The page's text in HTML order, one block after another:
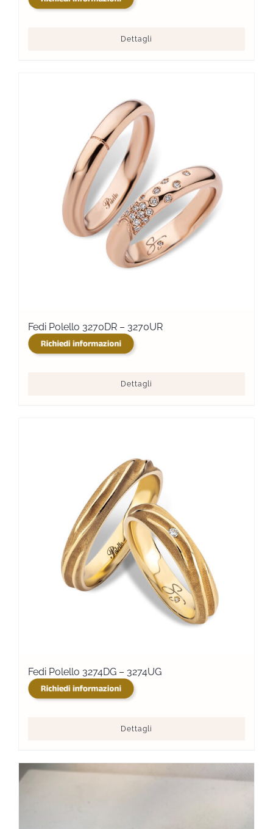
Dettagli
Fedi Polello 3270DR – 3270UR
Dettagli
Fedi Polello 3274DG – 3274UG
Dettagli